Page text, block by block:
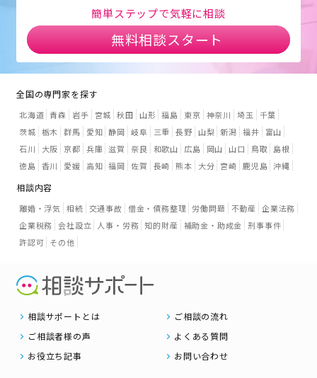
簡単ステップで気軽に相談
無料相談スタート
全国の専門家を探す
北海道 青森 岩手 宮城 秋田 山形 福島 東京 神奈川 埼玉
千葉
茨城 栃木 群馬 愛知 静岡 岐阜 三重 長野 山梨 新潟 福井
富山
石川
大阪 京都 兵庫 滋賀 奈良 和歌山 広島 岡山 山口 鳥取
島根
徳島 香川 愛媛 高知 福岡 佐賀 長崎 熊本 大分 宮崎 鹿児島 沖縄
相談内容
離婚・浮気 相続 交通事故 借金・債務整理 労働問題 不動産 企業法務
企業税務 会社設立 人事・労務 知的財産 補助金・助成金 刑事事件
許認可 その他
相談サポートとは
ご相談の流れ
ご相談者様の声
よくある質問
お役立ち記事
お問い合わせ